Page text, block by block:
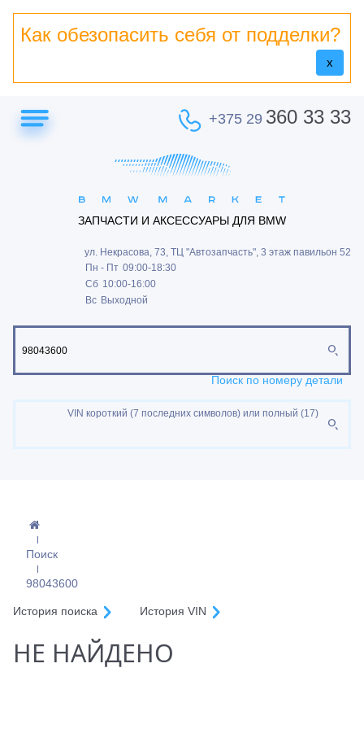
Как обезопасить себя от подделки?
x
+375 29 360 33 33
ЗАПЧАСТИ И АКСЕССУАРЫ ДЛЯ BMW
ул. Некрасова, 73, ТЦ "Автозапчасть", 3 этаж павильон 52
Пн - Пт 09:00-18:30
Сб 10:00-16:00
Вс Выходной
Поиск по номеру детали
VIN короткий (7 последних символов) или полный (17)
Поиск
98043600
История поиска История VIN
НЕ НАЙДЕНО